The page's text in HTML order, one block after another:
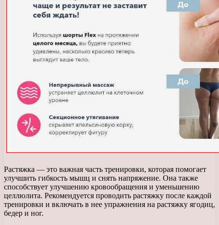
Растяжка — это важная часть тренировки, которая помогает
улучшить гибкость мышц и снять напряжение. Она также
способствует улучшению кровообращения и уменьшению
целлюлита. Рекомендуется проводить растяжку после каждой
тренировки и включать в нее упражнения на растяжку ягодиц,
бедер и ног.